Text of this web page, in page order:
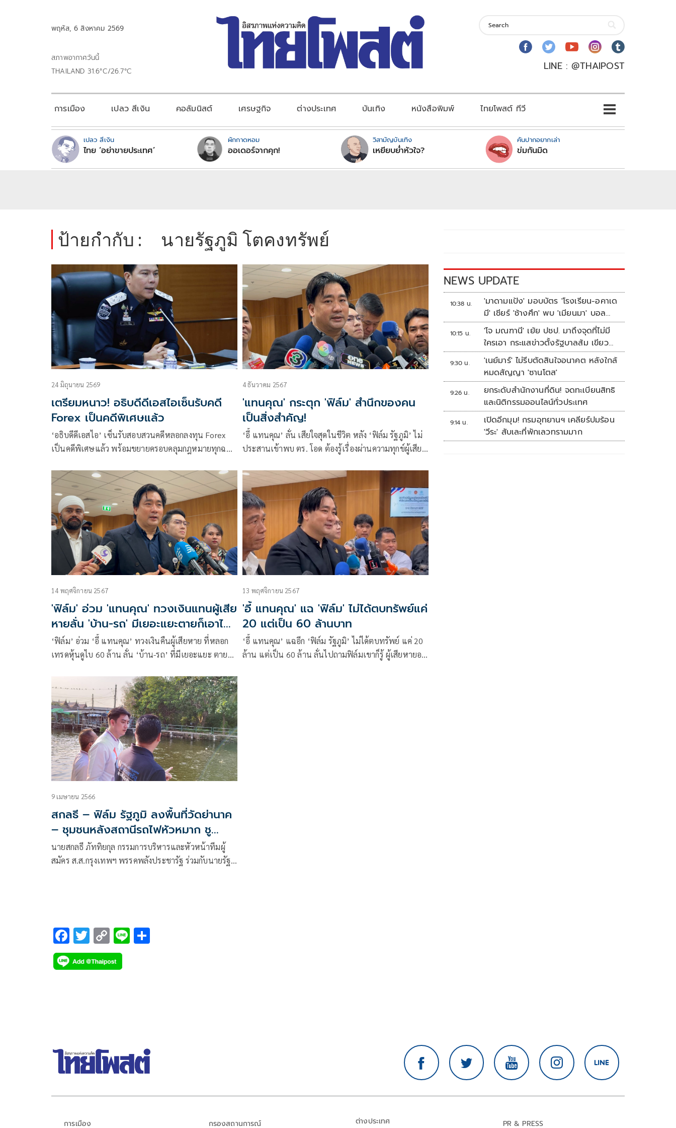
พฤหัส, 6 สิงหาคม 2569
สภาพอากาศวันนี้
THAILAND 31.6°C/26.7°C
LINE : @THAIPOST
การเมือง เปลว สีเงิน คอลัมนิสต์ เศรษฐกิจ ต่างประเทศ บันเทิง หนังสือพิมพ์ ไทยโพสต์ ทีวี
เปลว สีเงิน
ไทย ‘อย่าขายประเทศ’
ผักกาดหอม
ออเดอร์จากคุก!
วิสามัญบันเทิง
เหยียบย่ำหัวใจ?
คันปากอยากเล่า
ข่มกันมิด
ป้ายกำกับ : นายรัฐภูมิ โตคงทรัพย์
24 มิถุนายน 2569
เตรียมหนาว! อธิบดีดีเอสไอเซ็นรับคดี
Forex เป็นคดีพิเศษแล้ว
‘อธิบดีดีเอสไอ’ เซ็นรับสอบสวนคดีหลอกลงทุน Forex
เป็นคดีพิเศษแล้ว พร้อมขยายครอบคลุมกฎหมายทุกฉบับ
ภาวุธ-ฟิล์มรัฐภูมิ’ ยังคงเงียบ
4 ธันวาคม 2567
'แทนคุณ' กระตุก 'ฟิล์ม' สำนึกของคน
เป็นสิ่งสำคัญ!
‘อี้ แทนคุณ’ ลั่น เสียใจสุดในชีวิต หลัง ‘ฟิล์ม รัฐภูมิ’ ไม่
ประสานเข้าพบ ตร. โอด ต้องรู้เรื่องผ่านความทุกข์ผู้เสีย
กรรมจะตามทัน
14 พฤศจิกายน 2567
'ฟิล์ม' อ่วม 'แทนคุณ' ทวงเงินแทนผู้เสีย
หายลั่น 'บ้าน-รถ' มีเยอะแยะตายก็เอาไป
ไม่ได้!
‘ฟิล์ม’ อ่วม ‘อี้ แทนคุณ’ ทวงเงินคืนผู้เสียหาย ที่หลอก
เทรดหุ้นดูไบ 60 ล้าน ลั่น ‘บ้าน-รถ’ ที่มีเยอะแยะ ตายก็
หลอกลงทุน ‘บริษัทพลังงาน’ แต่ไม่มีอยู่จริง
13 พฤศจิกายน 2567
'อี้ แทนคุณ' แฉ 'ฟิล์ม' ไม่ได้ตบทรัพย์แค่
20 แต่เป็น 60 ล้านบาท
‘อี้ แทนคุณ’ แฉอีก ‘ฟิล์ม รัฐภูมิ’ ไม่ได้ตบทรัพย์ แค่ 20
ล้าน แต่เป็น 60 ล้าน ลั่นไปถามฟิล์มเขาก็รู้ ผู้เสียหายอยู่
9 เมษายน 2566
สกลธี – ฟิล์ม รัฐภูมิ ลงพื้นที่วัดย่านาค
– ชุมชนหลังสถานีรถไฟหัวหมาก ชู
“ซอฟต์พาวเวอร์” แหล่งท่องเที่ยวชุมชน
นายสกลธี ภัททิยกุล กรรมการบริหารและหัวหน้าทีมผู้
สมัคร ส.ส.กรุงเทพฯ พรรคพลังประชารัฐ ร่วมกับนายรัฐ
F
ac
e
T
wi
tt
C
o
p
Li
NEWS UPDATE
10:38 น.
'มาดามแป้ง' มอบบัตร 'โรงเรียน-อคาเด
มี' เชียร์ 'ช้างศึก' พบ 'เมียนมา' บอล
อาเซียน
10:15 น.
'โจ มณฑานี' เย้ย ปชป. มาถึงจุดที่ไม่มี
ใครเอา กระแสข่าวตั้งรัฐบาลส้ม เขียว
แดง ก็ยังไม่มีฟ้าเลย
9:30 น.
'เนย์มาร์' ไม่รีบตัดสินใจอนาคต หลังใกล้
หมดสัญญา 'ซานโตส'
9:26 น.
ยกระดับสำนักงานที่ดิน! จดทะเบียนสิทธิ
และนิติกรรมออนไลน์ทั่วประเทศ
9:14 น.
เปิดอีกมุม! กรมอุทยานฯ เคลียร์ปมร้อน
'วีระ' สับเละที่พักเลวทรามมาก
การเมือง กรองสถานการณ์ ต่างประเทศ PR & PRESS